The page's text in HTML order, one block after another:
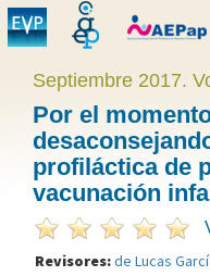
Septiembre 2017.
Por el
profiláctica de
vacunación
Revisores:de Lucas